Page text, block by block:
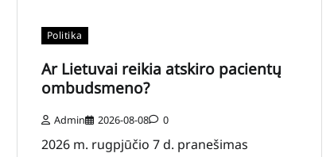
Politika
Ar Lietuvai reikia atskiro pacientų
ombudsmeno?
Admin 2026-08-08 0
2026 m. rugpjūčio 7 d. pranešimas